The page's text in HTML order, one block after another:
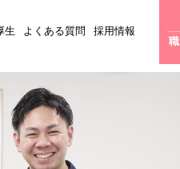
生 よくある質問
採用情報